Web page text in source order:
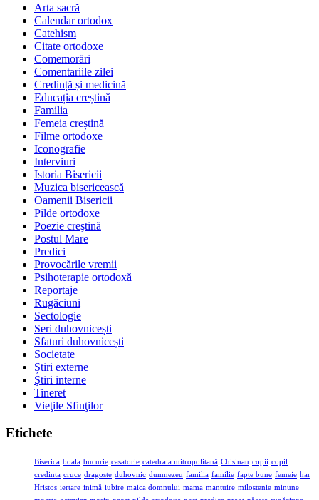
Arta sacră
Calendar ortodox
Catehism
Citate ortodoxe
Comemorări
Comentariile zilei
Credință și medicină
Educația creștină
Familia
Femeia creștină
Filme ortodoxe
Iconografie
Interviuri
Istoria Bisericii
Muzica bisericească
Oamenii Bisericii
Pilde ortodoxe
Poezie creştină
Postul Mare
Predici
Provocările vremii
Psihoterapie ortodoxă
Reportaje
Rugăciuni
Sectologie
Seri duhovnicești
Sfaturi duhovnicești
Societate
Știri externe
Ştiri interne
Tineret
Vieţile Sfinţilor
Etichete
Biserica boala bucurie casatorie catedrala mitropolitană Chisinau copii copil
credinta cruce dragoste duhovnic dumnezeu familia familie fapte bune femeie har
Hristos iertare inimă iubire maica domnului mama mantuire milostenie minune